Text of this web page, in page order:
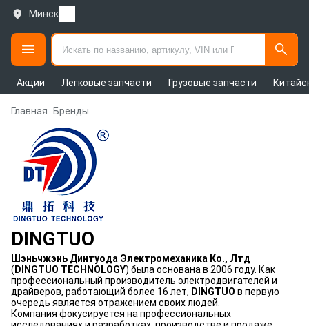
Минск
Акции Легковые запчасти Грузовые запчасти
Главная Бренды
DINGTUO
Шэньчжэнь Динтуода Электромеханика Ко., Лтд
( DINGTUO TECHNOLOGY) была основана в 2006 году. Как
профессиональный производитель электродвигателей и
драйверов, работающий более 16 лет, DINGTUO в первую
очередь является отражением своих людей.
Компания фокусируется на профессиональных